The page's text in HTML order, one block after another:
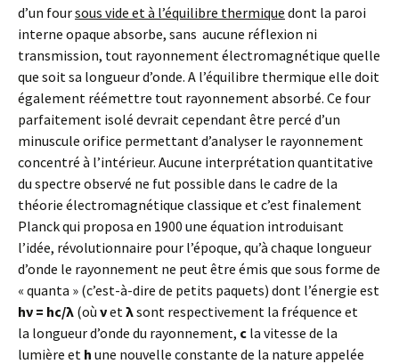
d’un foursous vide et à l’équilibre thermique dont la paroi
interne opaque absorbe, sans aucune réflexion ni
transmission, tout rayonnement électromagnétique quelle
que soit sa longueur d’onde. A l’équilibre thermique elle doit
également réémettre tout rayonnement absorbé. Ce four
parfaitement isolé devrait cependant être percé d’un
minuscule orifice permettant d’analyser le rayonnement
concentré à l’intérieur. Aucune interprétation quantitative
du spectre observé ne fut possible dans le cadre de la
théorie électromagnétique classique et c’est finalement
Planck qui proposa en 1900 une équation introduisant
l’idée, révolutionnaire pour l’époque, qu’à chaque longueur
d’onde le rayonnement ne peut être émis que sous forme de
« quanta » (c’est-à-dire de petits paquets) dont l’énergie est
hν = hc/λ (où νetλsont respectivement la fréquence et
la longueur d’onde du rayonnement, c la vitesse de la
lumière et h une nouvelle constante de la nature appelée